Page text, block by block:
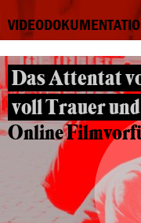
Das Attentat
voll Trauer
Online